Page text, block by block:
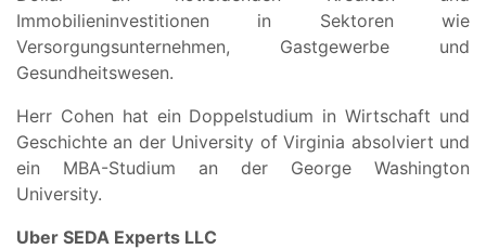
Immobilieninvestitionen in Sektoren wie
Versorgungsunternehmen, Gastgewerbe und
Gesundheitswesen.
Herr Cohen hat ein Doppelstudium in Wirtschaft und
Geschichte an der University of Virginia absolviert und
ein MBA-Studium an der George Washington
University.
Uber SEDA Experts LLC